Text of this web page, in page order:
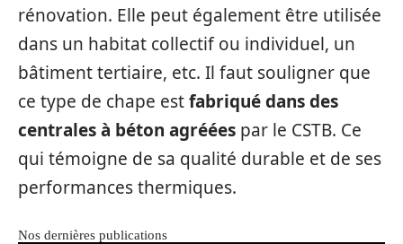
rénovation. Elle peut également être utilisée
dans un habitat collectif ou individuel, un
bâtiment tertiaire, etc. Il faut souligner que
ce type de chape estfabriqué dans des
centrales à béton agréées par le CSTB. Ce
qui témoigne de sa qualité durable et de ses
performances thermiques.
Nos dernières publications